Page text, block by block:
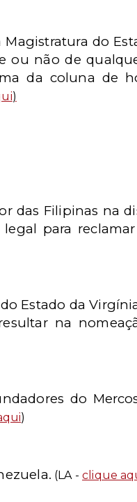
do
ou não de
da coluna de
)
das Filipinas na
para
Estado da
na
do
)
(LA -clique